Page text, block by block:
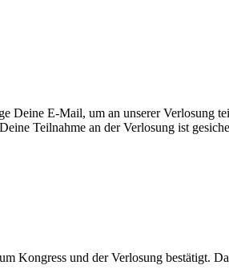
E-Mail, um an unserer Verlosung
Teilnahme an der Verlosung ist
Kongress und der Verlosung bestätigt.